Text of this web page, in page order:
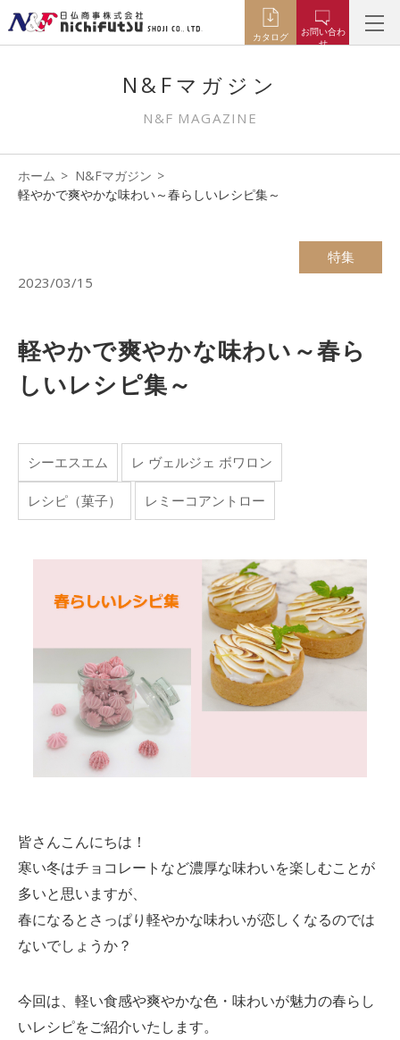
カタログ
お問い合わ
せ
N&Fマガジン
N&F MAGAZINE
ホーム
N&Fマガジン
軽やかで爽やかな味わい～春らしいレシピ集～
特集
2023/03/15
軽やかで爽やかな味わい～春ら
しいレシピ集～
シーエスエム レ ヴェルジェ ボワロン
レシピ（菓子） レミーコアントロー
皆さんこんにちは！
寒い冬はチョコレートなど濃厚な味わいを楽しむことが
多いと思いますが、
春になるとさっぱり軽やかな味わいが恋しくなるのでは
ないでしょうか？
今回は、軽い食感や爽やかな色・味わいが魅力の春らし
いレシピをご紹介いたします。